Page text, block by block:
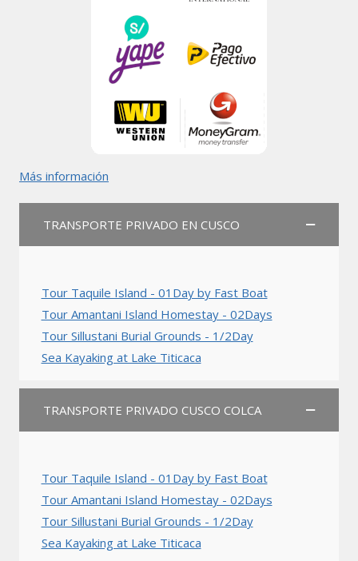
Más información
TRANSPORTE PRIVADO EN CUSCO
Tour Taquile Island - 01Day by Fast Boat
Tour Amantani Island Homestay - 02Days
Tour Sillustani Burial Grounds - 1/2Day
Sea Kayaking at Lake Titicaca
TRANSPORTE PRIVADO CUSCO COLCA
Tour Taquile Island - 01Day by Fast Boat
Tour Amantani Island Homestay - 02Days
Tour Sillustani Burial Grounds - 1/2Day
Sea Kayaking at Lake Titicaca